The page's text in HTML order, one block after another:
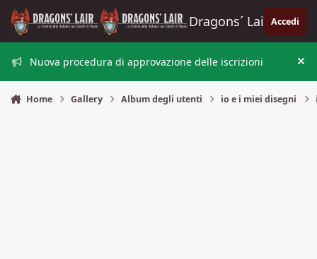
Vai al contenuto
Dragons´ Lair Accedi
Nuova procedura di approvazione delle iscrizioni
Home Gallery Album degli utenti io e i miei disegni